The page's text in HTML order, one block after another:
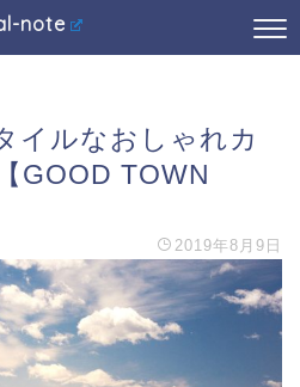
note
イルなおしゃれカ
GOOD TOWN
2019年8月9日